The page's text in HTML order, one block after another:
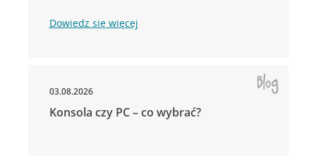
Dowiedz się więcej
03.08.2026
Konsola czy PC – co wybrać?